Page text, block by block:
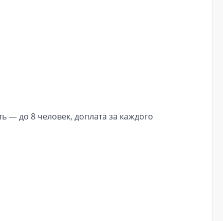
— до 8 человек, доплата за каждого